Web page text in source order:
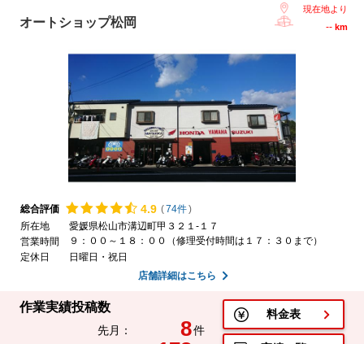
オートショップ松岡
現在地より
-- km
総合評価 4.9 (74件)
所在地
愛媛県松山市溝辺町甲３２１-１７
営業時間
９：００～１８：００（修理受付時間は１７：３０まで）
定休日
日曜日・祝日
店舗詳細はこちら
作業実績投稿数
先月： 8件
料金表